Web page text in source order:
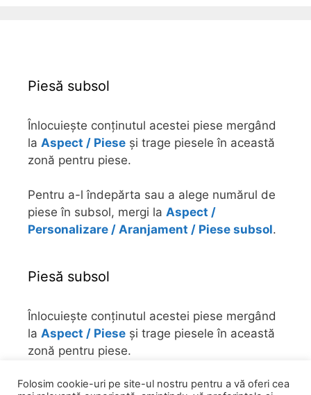
Piesă subsol
Înlocuiește conținutul acestei piese mergând
la Aspect / Piese și trage piesele în această
zonă pentru piese.
Pentru a-l îndepărta sau a alege numărul de
piese în subsol, mergi la Aspect /
Personalizare / Aranjament / Piese subsol.
Piesă subsol
Înlocuiește conținutul acestei piese mergând
la Aspect / Piese și trage piesele în această
zonă pentru piese.
Pentru a-l îndepărta sau a alege numărul de
Folosim cookie-uri pe site-ul nostru pentru a vă oferi cea